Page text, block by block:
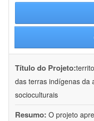
Título do Projeto:
das terras indígenas da
socioculturais
Resumo: O projeto